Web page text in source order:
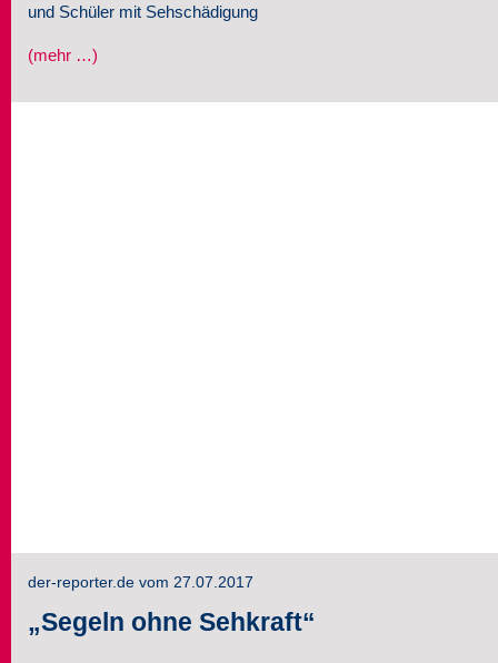
und Schüler mit Sehschädigung
(mehr …)
der-reporter.de vom 27.07.2017
„Segeln ohne Sehkraft“